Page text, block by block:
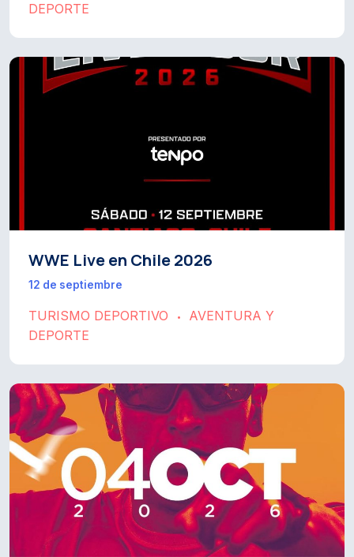
DEPORTE
WWE Live en Chile 2026
12 de septiembre
TURISMO DEPORTIVO •
AVENTURA Y
DEPORTE